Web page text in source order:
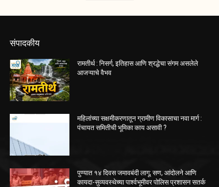
संपादकीय
रामतीर्थ : निसर्ग, इतिहास आणि श्रद्धेचा संगम असलेले
आजऱ्याचे वैभव
महिलांच्या सक्षमीकरणातून ग्रामीण विकासाचा नवा मार्ग :
पंचायत समितीची भूमिका काय असावी ?
पुण्यात १४ दिवस जमावबंदी लागू; सण, आंदोलने आणि
कायदा-सुव्यवस्थेच्या पार्श्वभूमीवर पोलिस प्रशासन सतर्क